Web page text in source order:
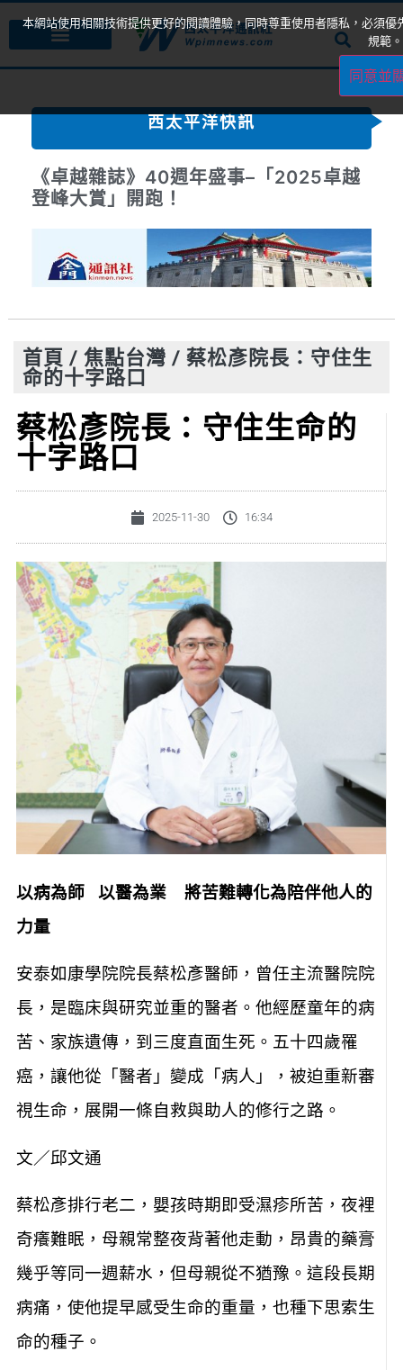
西太平洋快訊
《卓越雜誌》40週年盛事–「2025卓越
登峰大賞」開跑！
首頁 / 焦點台灣 / 蔡松彥院長：守住生
命的十字路口
蔡松彥院長：守住生命的
十字路口
2025-11-30 16:34
以病為師 以醫為業 將苦難轉化為陪伴他人的
力量
安泰如康學院院長蔡松彥醫師，曾任主流醫院院
長，是臨床與研究並重的醫者。他經歷童年的病
苦、家族遺傳，到三度直面生死。五十四歲罹
癌，讓他從「醫者」變成「病人」，被迫重新審
視生命，展開一條自救與助人的修行之路。
文／邱文通
蔡松彥排行老二，嬰孩時期即受濕疹所苦，夜裡
奇癢難眠，母親常整夜背著他走動，昂貴的藥膏
幾乎等同一週薪水，但母親從不猶豫。這段長期
病痛，使他提早感受生命的重量，也種下思索生
命的種子。
本網站使用相關技術提供更好的閱讀體驗，同時尊重使用者隱私，必須
規範。
同意並